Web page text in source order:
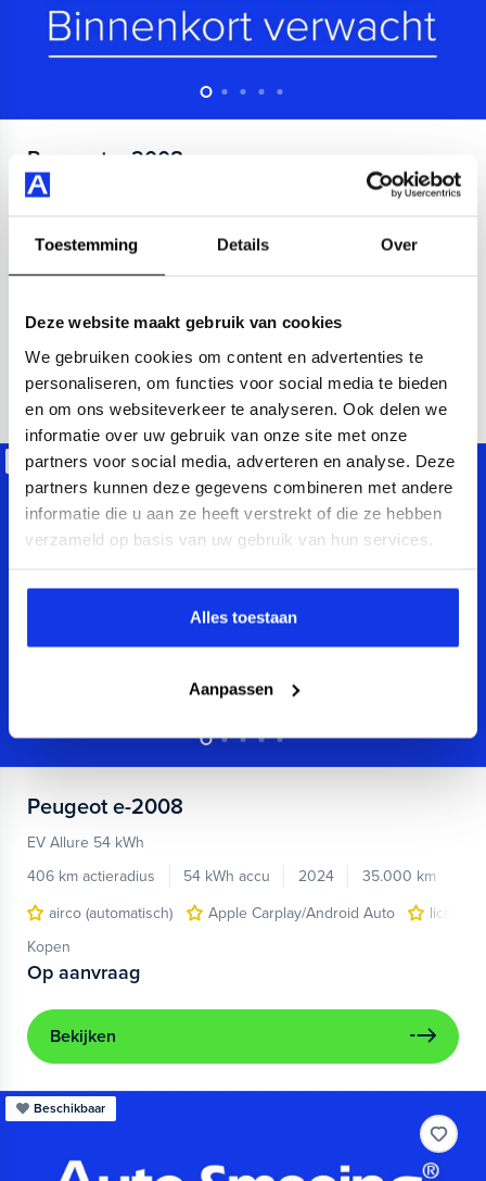
Toestemming Details Over
Deze website maakt gebruik van cookies
We gebruiken cookies om content en advertenties te
personaliseren, om functies voor social media te bieden
en om ons websiteverkeer te analyseren. Ook delen we
informatie over uw gebruik van onze site met onze
partners voor social media, adverteren en analyse. Deze
partners kunnen deze gegevens combineren met andere
informatie die u aan ze heeft verstrekt of die ze hebben
verzameld op basis van uw gebruik van hun services.
Alles toestaan
Aanpassen
Peugeot e-2008
EV Active Pack 50 kWh
19.945,- 443,- p.m.
Bekijken
Beschikbaar
Peugeot e-2008
EV Allure 54 kWh
406 km actieradius
54 kWh accu 2024
35.000 km
airco (automatisch)
Apple Carplay/Android Auto
Kopen
Op aanvraag
Bekijken
Beschikbaar